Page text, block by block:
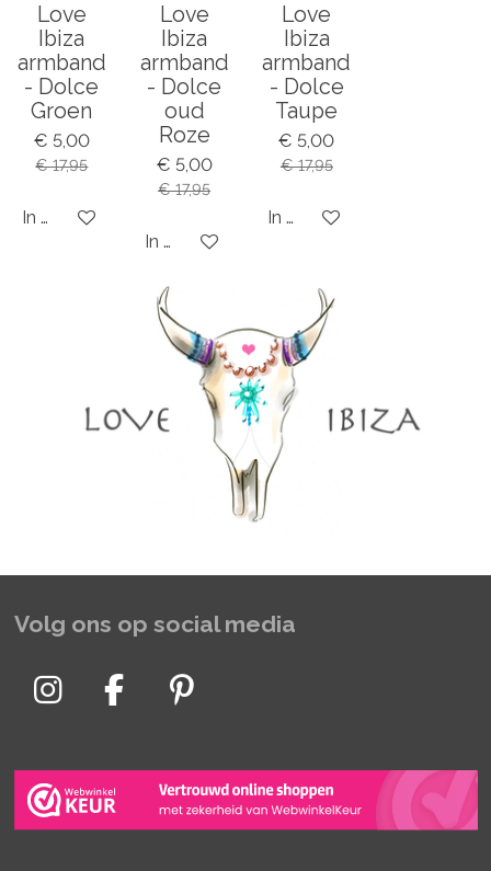
Love
Ibiza
armband
- Dolce
Groen
€ 5,00
€ 17,95
In winkelwagen
Love
Ibiza
armband
- Dolce
oud
Roze
€ 5,00
€ 17,95
In winkelwagen
Love
Ibiza
armband
- Dolce
Taupe
€ 5,00
€ 17,95
In winkelwagen
Volg ons op social media
I
s
t
a
F
c
e
b
P
n
t
e